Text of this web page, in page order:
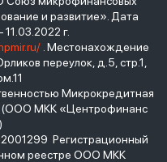
и развитие». Дата
г.
. Местонахождение
переулок, д.5, стр.1,
Микрокредитная
(ООО МКК «Центрофинанс
Регистрационный
реестре ООО МКК